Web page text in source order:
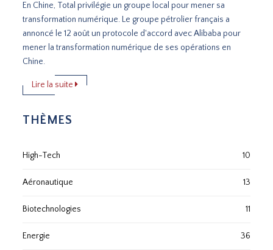
En Chine, Total privilégie un groupe local pour mener sa
transformation numérique. Le groupe pétrolier français a
annoncé le 12 août un protocole d'accord avec Alibaba pour
mener la transformation numérique de ses opérations en
Chine.
Lire la suite
THÈMES
High-Tech 10
Aéronautique 13
Biotechnologies 11
Energie 36